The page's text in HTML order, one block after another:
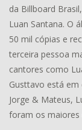
da Billboard
Luan Santana. O
50 mil cópias e
terceira pessoa
cantores como
Gusttavo está
Jorge & Mateus,
foram os maiores